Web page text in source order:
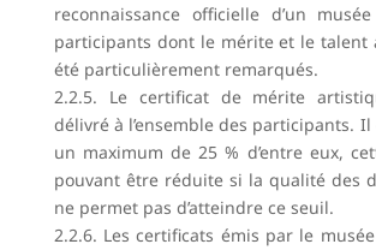
reconnaissance officielle d’un
participants dont le mérite et le talent
été particulièrement remarqués.
2.2.5. Le certificat de mérite
délivré à l’ensemble des participants.
un maximum de 25 % d’entre eux,
pouvant être réduite si la qualité des
ne permet pas d’atteindre ce seuil.
2.2.6. Les certificats émis par le